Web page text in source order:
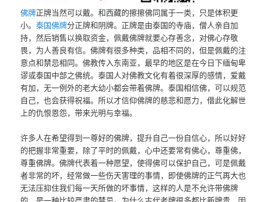
佛牌正牌当然可以戴。和西藏的擦擦佛同属于一类，只是体积更
小。泰国佛牌分正牌和阴牌。正牌是由泰国的寺庙，僧人亲自加
持，然后销售以换取资金，佩戴佛牌就要心存善念，对佛心存敬
畏，为人善良有信。佛牌有很多种类，品相不同的，但是佩戴的注
意点和禁忌相同。佛教传入东南亚，最早的地区是在今日下缅甸卑
谬或泰国中部之佛统。泰国人对佛教文化有着很深厚的感情，爱戴
有加，无一例外的老大幼小都会带着佛牌。泰国相信佛，可以规范
自己，也会获得祝福。所以才信仰佛牌的慈悲和愿力，借此化解世
上的仇恨恩怨，带来光明与幸福。
许多人在希望得到一尊好的佛牌，提升自己一份自信心，所以好好
的把握非常重要，除了平时的佩戴，心中还要常有佛心，尊重佛，
尊重佛牌。佛牌代表着一种愿望，使得佛可以保护自己，可是佩戴
者非常的坏，经常做一些伤天害理的事情，即使佛牌的正气再大也
无法压抑住我们每一天所做的坏事情，这样的人是不允许带佛牌